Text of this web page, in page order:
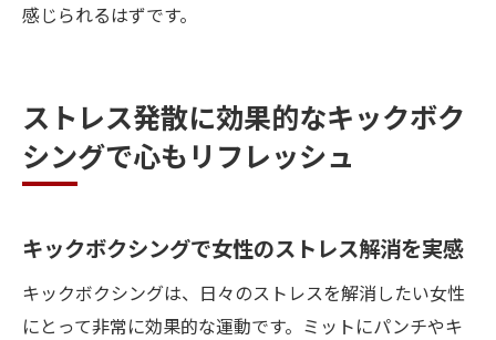
感じられるはずです。
ストレス発散に効果的なキックボク
シングで心もリフレッシュ
キックボクシングで女性のストレス解消を実感
キックボクシングは、日々のストレスを解消したい女性
にとって非常に効果的な運動です。ミットにパンチやキ